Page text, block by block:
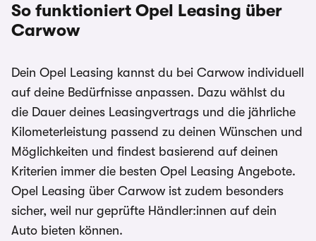
So funktioniert Opel Leasing über
Carwow
Dein Opel Leasing kannst du bei Carwow individuell
auf deine Bedürfnisse anpassen. Dazu wählst du
die Dauer deines Leasingvertrags und die jährliche
Kilometerleistung passend zu deinen Wünschen und
Möglichkeiten und findest basierend auf deinen
Kriterien immer die besten Opel Leasing Angebote.
Opel Leasing über Carwow ist zudem besonders
sicher, weil nur geprüfte Händler:innen auf dein
Auto bieten können.